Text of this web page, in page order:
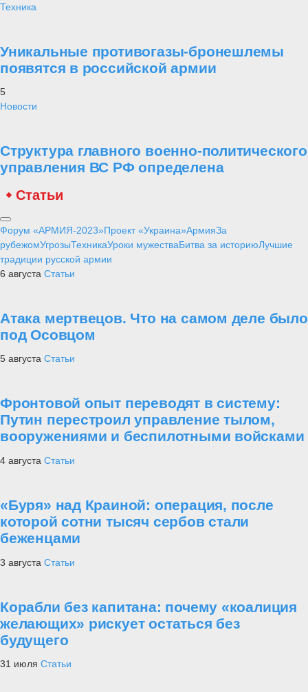
Техника
Уникальные противогазы-бронешлемы
появятся в российской армии
5
Новости
Структура главного военно-политического
управления ВС РФ определена
Статьи
Форум «АРМИЯ-2023»Проект «Украина»АрмияЗа
рубежомУгрозыТехникаУроки мужестваБитва за историюЛучшие
традиции русской армии
6 августа Статьи
Атака мертвецов. Что на самом деле было
под Осовцом
5 августа Статьи
Фронтовой опыт переводят в систему:
Путин перестроил управление тылом,
вооружениями и беспилотными войсками
4 августа Статьи
«Буря» над Краиной: операция, после
которой сотни тысяч сербов стали
беженцами
3 августа Статьи
Корабли без капитана: почему «коалиция
желающих» рискует остаться без
будущего
31 июля Статьи